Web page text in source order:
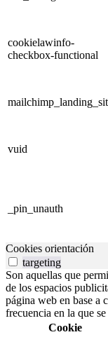
cookielawinfo-
checkbox-functional
vuid
_pin_unauth
Cookies orientación
targeting
Son aquellas que
de los espacios
página web en base a
frecuencia en la que
Cookie